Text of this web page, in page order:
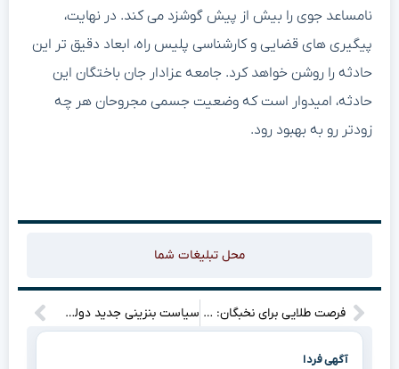
نامساعد جوی را بیش از پیش گوشزد می کند. در نهایت،
پیگیری های قضایی و کارشناسی پلیس راه، ابعاد دقیق تر این
حادثه را روشن خواهد کرد. جامعه عزادار جان باختگان این
حادثه، امیدوار است که وضعیت جسمی مجروحان هر چه
زودتر رو به بهبود رود.
محل تبلیغات شما
فرصت طلایی برای نخبگان: فراخوان جذب پژوهشگران پسادکتری تقاضامحور در سازمان پژوهش های علمی و صنعتی سیاست بنزینی جدید دولت: شوک در کار نیست؛ مصوبه سهمیه‌بندی جدید بازار خودرو را تکان نمی‌دهد
آگهی فردا